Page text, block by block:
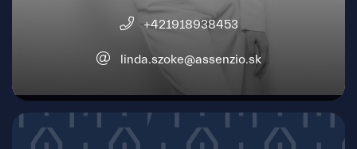
+421918938453
linda.szoke@assenzio.sk